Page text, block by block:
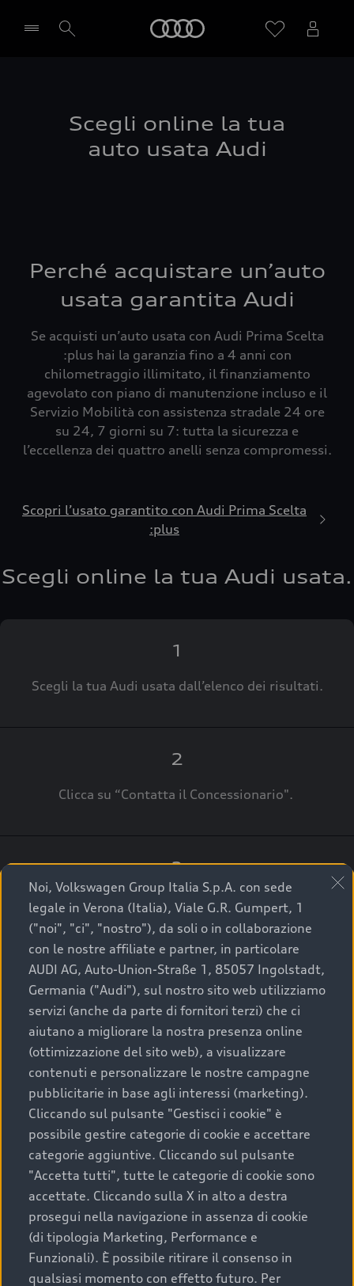
Scegli online la tua
auto usata Audi
Perché acquistare un’auto
usata garantita Audi
Se acquisti un’auto usata con Audi Prima Scelta
:plus hai la garanzia fino a 4 anni con
chilometraggio illimitato, il finanziamento
agevolato con piano di manutenzione incluso e il
Servizio Mobilità con assistenza stradale 24 ore
su 24, 7 giorni su 7: tutta la sicurezza e
l’eccellenza dei quattro anelli senza compromessi.
Scopri l’usato garantito con Audi Prima Scelta
:plus
Scegli online la tua Audi usata.
1
Scegli la tua Audi usata dall’elenco dei risultati.
2
Clicca su “Contatta il Concessionario".
3
A breve verrai ricontattato dal Customer Care
Audi Center o direttamente dal Concessionario
che ti supporterà per finalizzare la tua richiesta.
La qualità di acquistare
un’auto usata Audi
Scegliere un’auto usata è una decisione che coniuga
convenienza, affidabilità e sostenibilità. Per fare un
acquisto sicuro, è essenziale considerare aspetti
determinanti come la garanzia inclusa e l’affidabilità del
marchio. Audi offre l’auto usata perfetta tramite Audi
Prima Scelta :plus
Noi, Volkswagen Group Italia S.p.A. con sede
legale in Verona (Italia), Viale G.R. Gumpert, 1
("noi", "ci", "nostro"), da soli o in collaborazione
con le nostre affiliate e partner, in particolare
AUDI AG, Auto-Union-Straße 1, 85057 Ingolstadt,
Germania ("Audi"), sul nostro sito web utilizziamo
servizi (anche da parte di fornitori terzi) che ci
aiutano a migliorare la nostra presenza online
(ottimizzazione del sito web), a visualizzare
contenuti e personalizzare le nostre campagne
pubblicitarie in base agli interessi (marketing).
Cliccando sul pulsante "Gestisci i cookie" è
possibile gestire categorie di cookie e accettare
categorie aggiuntive. Cliccando sul pulsante
"Accetta tutti", tutte le categorie di cookie sono
accettate. Cliccando sulla X in alto a destra
prosegui nella navigazione in assenza di cookie
(di tipologia Marketing, Performance e
Funzionali). È possibile ritirare il consenso in
qualsiasi momento con effetto futuro. Per